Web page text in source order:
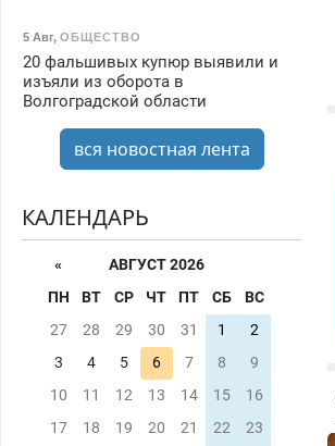
5 Авг, ОБЩЕСТВО
20 фальшивых купюр выявили и
изъяли из оборота в
Волгоградской области
вся новостная лента
КАЛЕНДАРЬ
«
АВГУСТ 2026
ПН
ВТ СР ЧТ ПТ СБ
ВС
27
28 29 30 31 1
2
3
4 5 6 7 8
9
10
11 12 13 14 15
16
17
18 19 20 21 22
23